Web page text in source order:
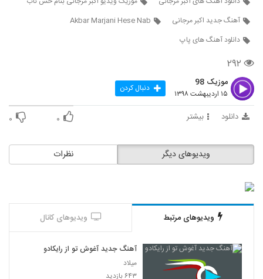
3216
3218
آهنگ بنیامین معین کیا بنام عشقم تو بودی
۳۴۸ بازدید
3219
3220
دانلود آهنگ علی رهان حس عجیب (Ali
Raahan Hesse Ajib)
۲۹۶ بازدید
دانلود آهنگ کنار تو از سید هانی وظیفه شناس
آهنگ جدید اکبر مرجانی
Akbar Marjani Hese Nab
دانلود آهنگ های پاپ
۲۹۲
موزیک 98
۱۵ اردیبهشت ۱۳۹۸ دنبال کردن
دانلود بیشتر ۰ ۰
نظرات ویدیوهای دیگر
ویدیوهای مرتبط ویدیوهای کانال
آهنگ جدید آغوش تو از رایکادو
میلاد
۶۴۳ بازدید